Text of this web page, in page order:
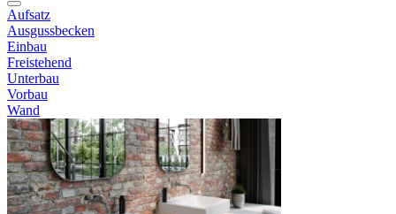
Aufsatz
Ausgussbecken
Einbau
Freistehend
Unterbau
Vorbau
Wand